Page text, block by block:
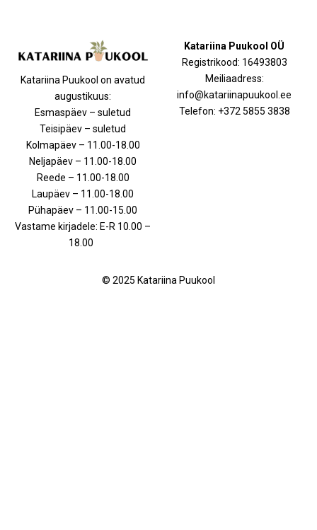
Katariina Puukool on avatud
augustikuus:
Esmaspäev – suletud
Teisipäev – suletud
Kolmapäev – 11.00-18.00
Neljapäev – 11.00-18.00
Reede – 11.00-18.00
Laupäev – 11.00-18.00
Pühapäev – 11.00-15.00
Vastame kirjadele: E-R 10.00 –
18.00
Katariina Puukool OÜ
Registrikood: 16493803
Meiliaadress:
info@katariinapuukool.ee
Telefon: +372 5855 3838
© 2025 Katariina Puukool